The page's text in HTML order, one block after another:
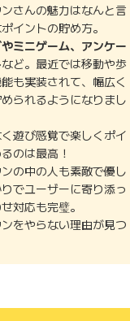
さんの魅力はなんと言
イントの貯め方。
ミニゲーム、アンケー
など。最近では移動や歩
も実装されて、幅広く
られるようになりまし
遊び感覚で楽しくポイ
のは最高！
の中の人も素敵で優し
でユーザーに寄り添っ
対応も完璧。
をやらない理由が見つ